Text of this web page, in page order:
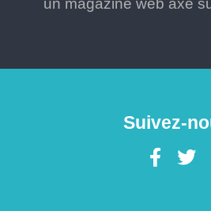
un magazine web axé
Suivez-